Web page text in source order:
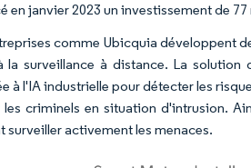
en janvier 2023 un investissement de
comme Ubicquia développent
la surveillance à distance. La
à l'IA industrielle pour détecter les
les criminels en situation d'intrusion.
surveiller activement les menaces.